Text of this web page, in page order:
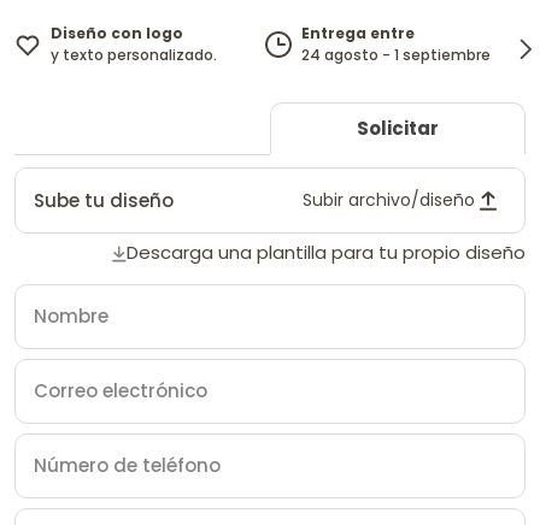
Diseño con logo
y texto personalizado.
Entrega entre
24 agosto - 1 septiembre
Solicitar
Sube tu diseño Subir archivo/diseño
Descarga una plantilla para tu propio diseño